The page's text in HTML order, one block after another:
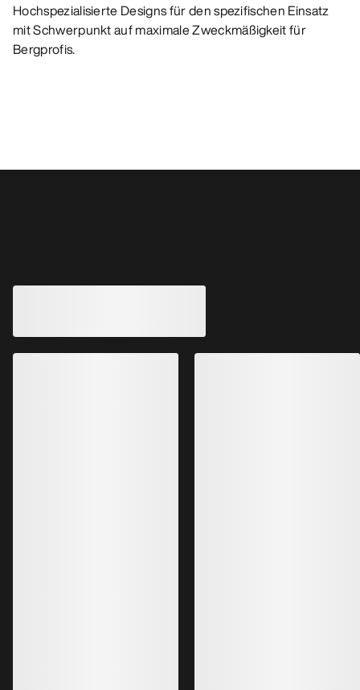
Hochspezialisierte Designs für den spezifischen Einsatz
mit Schwerpunkt auf maximale Zweckmäßigkeit für
Bergprofis.